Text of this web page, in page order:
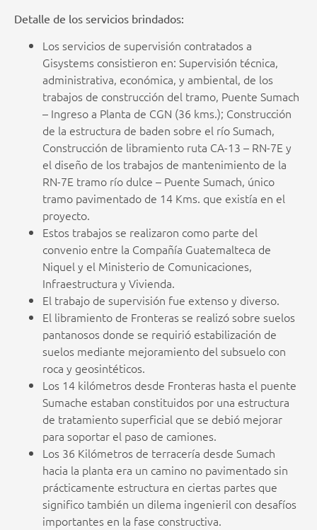
Detalle de los servicios brindados:
Los servicios de supervisión contratados a
Gisystems consistieron en: Supervisión técnica,
administrativa, económica, y ambiental, de los
trabajos de construcción del tramo, Puente Sumach
– Ingreso a Planta de CGN (36 kms.); Construcción
de la estructura de baden sobre el río Sumach,
Construcción de libramiento ruta CA-13 – RN-7E y
el diseño de los trabajos de mantenimiento de la
RN-7E tramo río dulce – Puente Sumach, único
tramo pavimentado de 14 Kms. que existía en el
proyecto.
Estos trabajos se realizaron como parte del
convenio entre la Compañía Guatemalteca de
Niquel y el Ministerio de Comunicaciones,
Infraestructura y Vivienda.
El trabajo de supervisión fue extenso y diverso.
El libramiento de Fronteras se realizó sobre suelos
pantanosos donde se requirió estabilización de
suelos mediante mejoramiento del subsuelo con
roca y geosintéticos.
Los 14 kilómetros desde Fronteras hasta el puente
Sumache estaban constituidos por una estructura
de tratamiento superficial que se debió mejorar
para soportar el paso de camiones.
Los 36 Kilómetros de terracería desde Sumach
hacia la planta era un camino no pavimentado sin
prácticamente estructura en ciertas partes que
significo también un dilema ingenieril con desafíos
importantes en la fase constructiva.